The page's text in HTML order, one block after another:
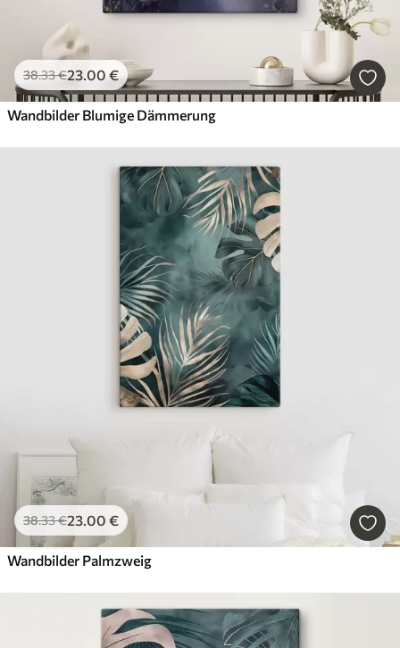
38.33€23.00 €
Wandbilder Blumige Dämmerung
38.33€23.00 €
Wandbilder Palmzweig